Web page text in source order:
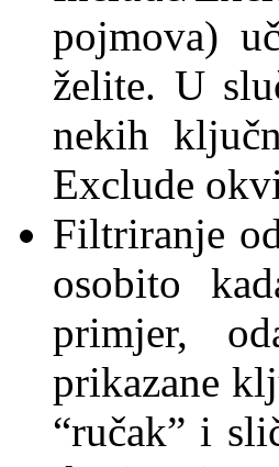
pojmova)
želite. U
nekih
Exclude
Filtriranje
osobito
primjer,
prikazane
“ručak” i